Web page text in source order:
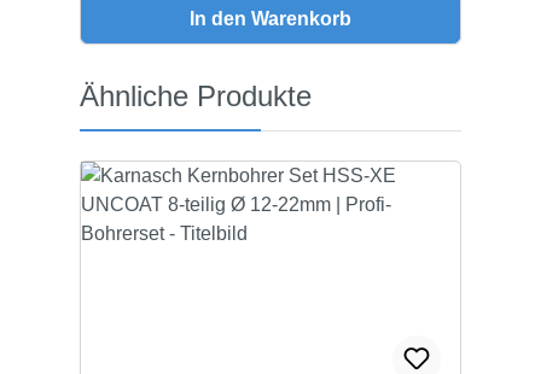
In den Warenkorb
Produktgalerie überspringen
Ähnliche Produkte